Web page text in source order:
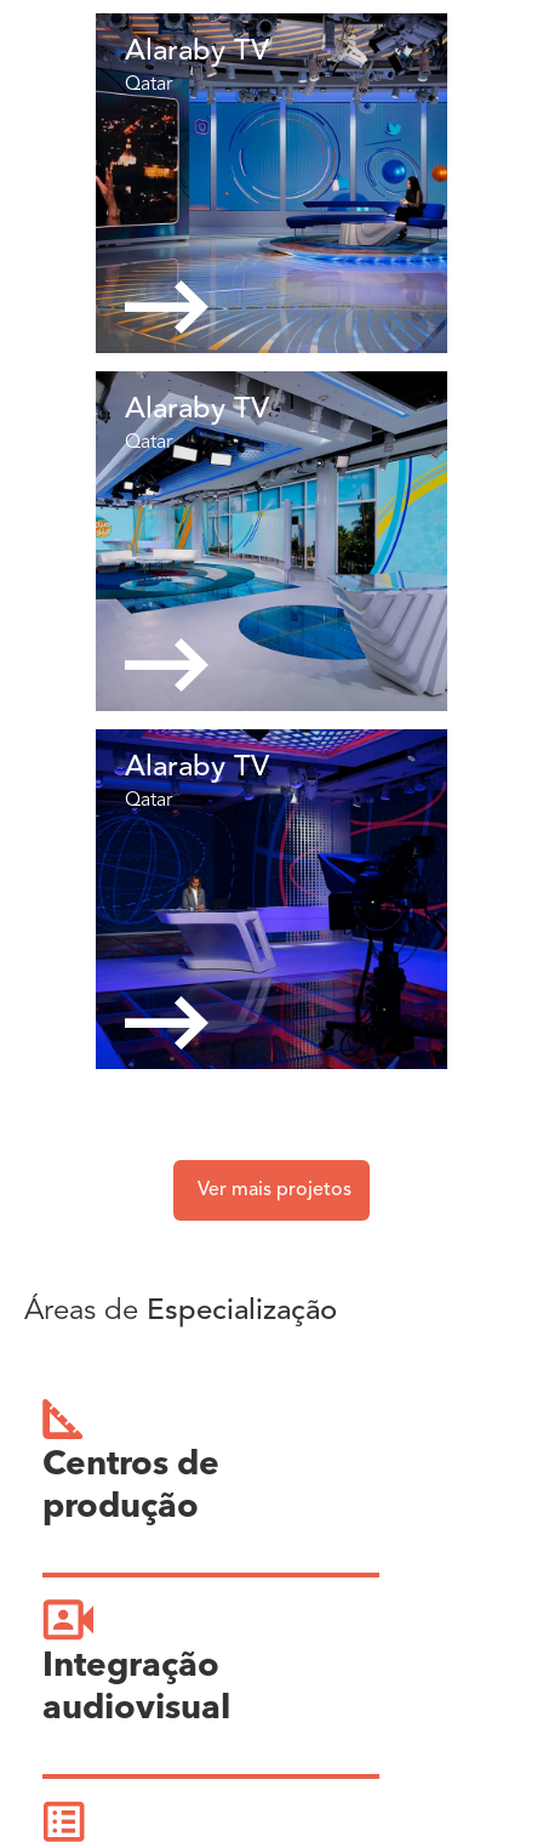
Alaraby TV
Qatar
Alaraby TV
Qatar
Alaraby TV
Qatar
Ver mais projetos
Áreas de Especialização
Centros de
produção
Integração
audiovisual